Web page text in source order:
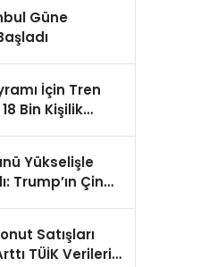
Güne
İçin Tren
Bin Kişilik
Yükselişle
Trump’ın Çin
Satışları
TÜİK Verileri